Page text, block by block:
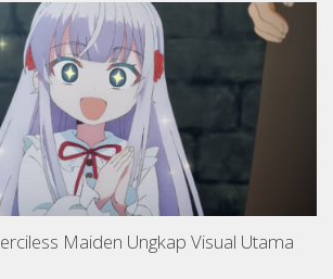
Maiden Ungkap Visual Utama